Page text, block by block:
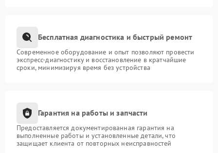
Бесплатная диагностика и быстрый ремонт
Современное оборудование и опыт позволяют провести
экспресс-диагностику и восстановление в кратчайшие
сроки, минимизируя время без устройства
Гарантия на работы и запчасти
Предоставляется документированная гарантия на
выполненные работы и установленные детали, что
защищает клиента от повторных неисправностей